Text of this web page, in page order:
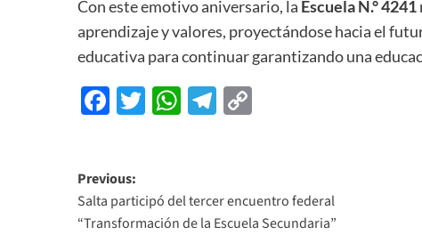
Con este emotivo aniversario, la Escuela N.° 4241
aprendizaje y valores, proyectándose hacia el
educativa para continuar garantizando una
Facebook
Twitter
WhatsApp
Telegram
Previous:
Salta participó del tercer encuentro federal
“Transformación de la Escuela Secundaria”